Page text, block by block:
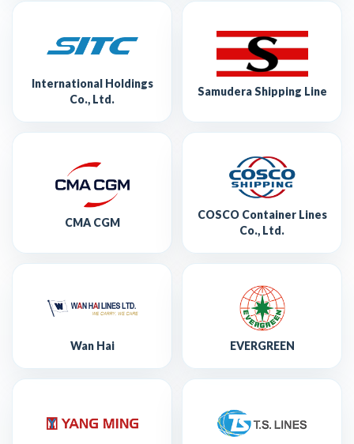
International Holdings
Co., Ltd.
Samudera Shipping Line
CMA CGM
COSCO Container Lines
Co., Ltd.
Wan Hai EVERGREEN